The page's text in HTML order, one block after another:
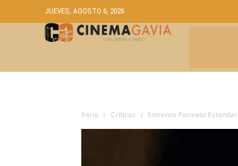
JUEVES, AGOSTO 6, 2026
Inicio Críticas Estrenos Formato Estandar